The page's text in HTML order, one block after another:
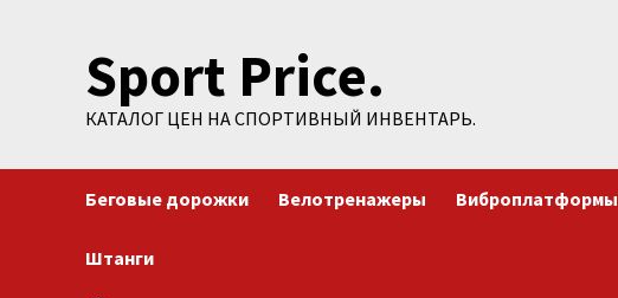
содержимомуSport Price.
КАТАЛОГ ЦЕН НА СПОРТИВНЫЙ ИНВЕНТАРЬ.
Беговые дорожки Велотренажеры Виброплатформы
Штанги